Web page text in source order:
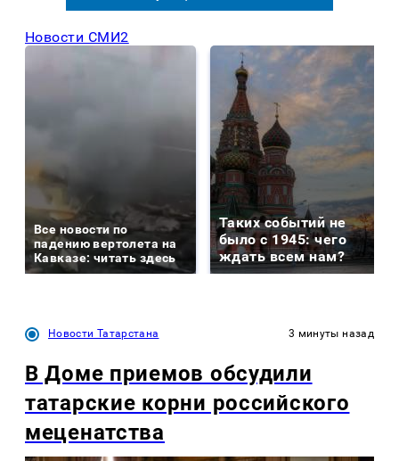
Новости СМИ2
Все новости по
падению вертолета на
Кавказе: читать здесь
Таких событий не
было с 1945: чего
ждать всем нам?
Новости Татарстана 3 минуты назад
В Доме приемов обсудили
татарские корни российского
меценатства